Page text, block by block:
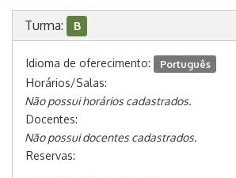
Turma: B
Idioma de oferecimento: Português
Horários/Salas:
Não possui horários cadastrados.
Docentes:
Não possui docentes cadastrados.
Reservas: